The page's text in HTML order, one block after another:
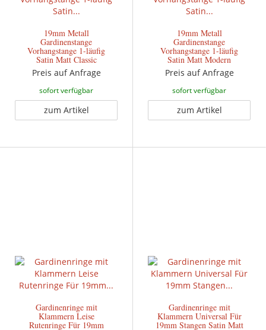
19mm Metall
Gardinenstange
Vorhangstange 1-läufig
Satin Matt Classic
Preis auf Anfrage
sofort verfügbar
zum Artikel
19mm Metall
Gardinenstange
Vorhangstange 1-läufig
Satin Matt Modern
Preis auf Anfrage
sofort verfügbar
zum Artikel
Gardinenringe mit
Klammern Leise
Rutenringe Für 19mm
Gardinenringe mit
Klammern Universal Für
19mm Stangen Satin Matt